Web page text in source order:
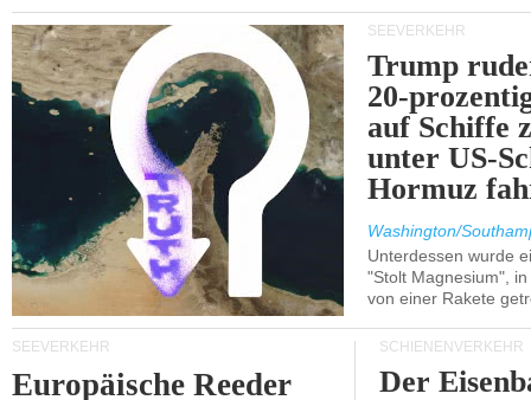
SEEVERKEHR
Trump
20-
auf Schiffe
unter US-
Hormuz
Washington/
Unterdessen wurde
"Stolt Magnesium",
von einer Rakete
SEEVERKEHR
Europäische Reeder
SCHIENENVERKEHR
Der